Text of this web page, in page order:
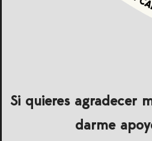
Si quieres agradecer
darme